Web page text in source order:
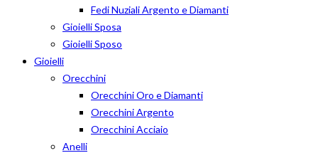
Fedi Nuziali Argento e Diamanti
Gioielli Sposa
Gioielli Sposo
Gioielli
Orecchini
Orecchini Oro e Diamanti
Orecchini Argento
Orecchini Acciaio
Anelli